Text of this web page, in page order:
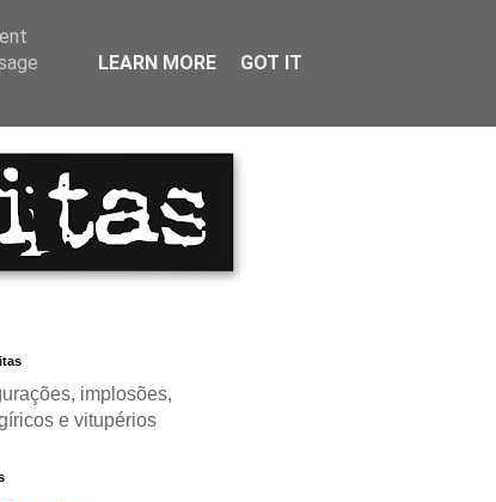
implosões,
e vitupérios
LEARN MORE GOT IT